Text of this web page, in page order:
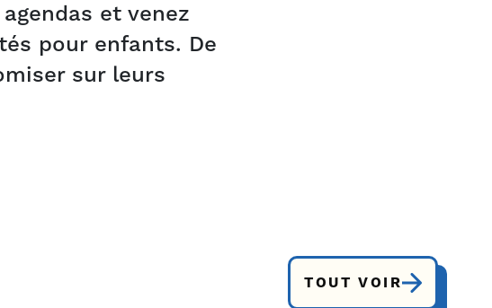
et venez
pour enfants. De
sur leurs
TOUT VOIR